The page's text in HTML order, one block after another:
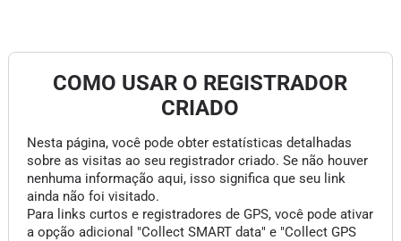
COMO USAR O REGISTRADOR
CRIADO
Nesta página, você pode obter estatísticas detalhadas
sobre as visitas ao seu registrador criado. Se não houver
nenhuma informação aqui, isso significa que seu link
ainda não foi visitado.
Para links curtos e registradores de GPS, você pode ativar
a opção adicional "Collect SMART data" e "Collect GPS